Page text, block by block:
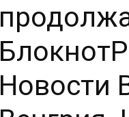
ремонта
Новости